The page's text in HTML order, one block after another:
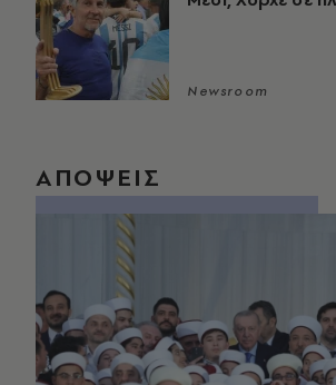
Newsroom
ΑΠΟΨΕΙΣ